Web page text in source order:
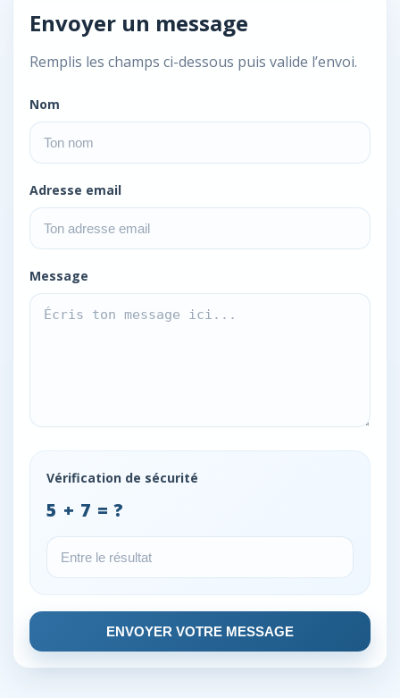
Envoyer un message
Remplis les champs ci-dessous puis valide l’envoi.
Nom
Adresse email
Message
Vérification de sécurité
5 + 7 = ?
ENVOYER VOTRE MESSAGE